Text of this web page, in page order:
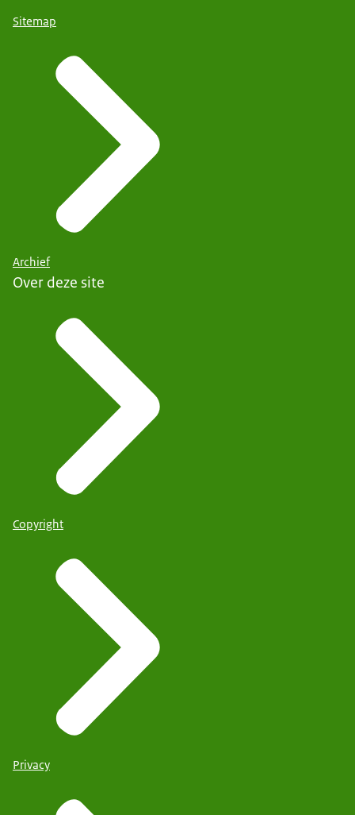
Sitemap
Archief
Over deze site
Copyright
Privacy